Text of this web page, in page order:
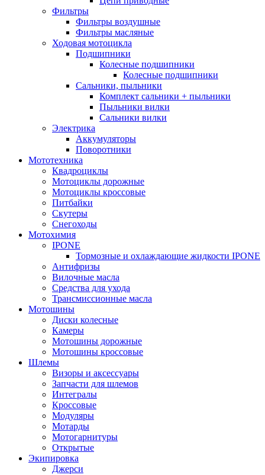
Фильтры
Фильтры воздушные
Фильтры масляные
Ходовая мотоцикла
Подшипники
Колесные подшипники
Колесные подшипники
Сальники, пыльники
Комплект сальники + пыльники
Пыльники вилки
Сальники вилки
Электрика
Аккумуляторы
Поворотники
Мототехника
Квадроциклы
Мотоциклы дорожные
Мотоциклы кроссовые
Питбайки
Скутеры
Снегоходы
Мотохимия
IPONE
Тормозные и охлаждающие жидкости IPONE
Антифризы
Вилочные масла
Средства для ухода
Трансмиссионные масла
Мотошины
Диски колесные
Камеры
Мотошины дорожные
Мотошины кроссовые
Шлемы
Визоры и аксессуары
Запчасти для шлемов
Интегралы
Кроссовые
Модуляры
Мотарды
Мотогарнитуры
Открытые
Экипировка
Джерси